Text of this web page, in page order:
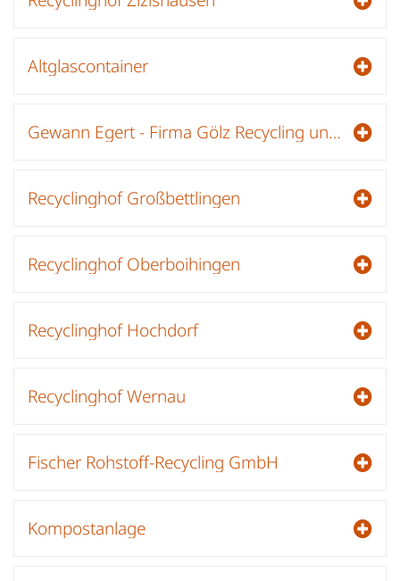
Altglascontainer
Gewann Egert - Firma Gölz Recycling und Containerdienst - Lagerplatz - Holzhackschnitzelanlage
Recyclinghof Großbettlingen
Recyclinghof Oberboihingen
Recyclinghof Hochdorf
Recyclinghof Wernau
Fischer Rohstoff-Recycling GmbH
Kompostanlage